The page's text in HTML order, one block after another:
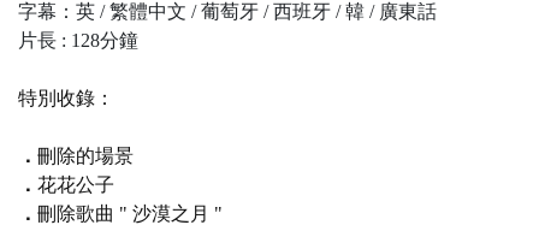
字幕：英 / 繁體中文 / 葡萄牙 / 西班牙 / 韓 / 廣東話
片長 : 128分鐘
特別收錄：
． 刪除的場景
． 花花公子
． 刪除歌曲 " 沙漠之月 "